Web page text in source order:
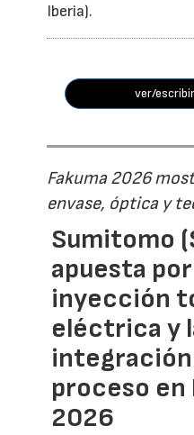
Iberia).
ver/
Fakuma 2026
envase, óptica y
Sumitomo
apuesta
inyección
eléctrica y
proceso en
2026